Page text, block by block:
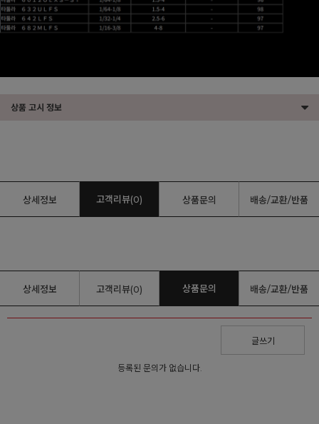
상품 고시 정보
상세정보 고객리뷰(0) 상품문의 배송/교환/반품
상세정보 고객리뷰(0) 상품문의 배송/교환/반품
글쓰기
등록된 문의가 없습니다.